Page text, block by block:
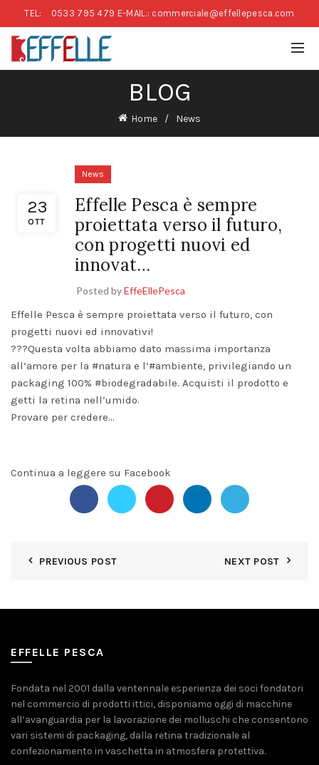
TEL: 0533 795 479 E-MAIL.: commerciale@effellepesca.com
BLOG
Home News
23
OTT
News
Effelle Pesca è sempre
proiettata verso il futuro,
con progetti nuovi ed
innovat…
Posted byEffeEllePesca
Effelle Pesca è sempre proiettata verso il futuro, con
progetti nuovi ed innovativi!
???Questa volta abbiamo dato massima importanza
all’amore per la #natura e l’#ambiente, privilegiando un
packaging 100% #biodegradabile. Acquisti il prodotto e
getti la retina nell’umido.
Provare per credere…
Continua a leggere su Facebook
PREVIOUS POST NEXT POST
EFFELLE PESCA
Fondata nel 2001 dalla ventennale esperienza dei soci fondatori
nel commercio di prodotti ittici, disponiamo oggi di macchine
all’avanguardia per la lavorazione dei molluschi che consentono
vari sistemi di packaging, dalla retina tradizionale al
confezionamento in vaschetta in atmosfera protettiva.